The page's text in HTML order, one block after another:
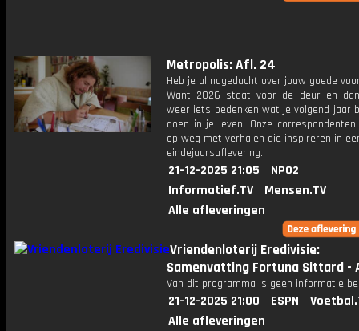
Metropolis: Afl. 24
Heb je al nagedacht over jouw goede
Want 2026 staat voor de deur en
weer iets bedenken wat je volgend jaar
doen in je leven. Onze
op weg met verhalen die inspireren in
eindejaarsaflevering.
21-12-2025 21:05
NPO2
Informatief.TV
Mensen.TV
Alle afleveringen
Vriendenloterij Eredivisie:
Samenvatting Fortuna Sittard -
Van dit programma is geen informatie
21-12-2025 21:00 ESPN
Alle afleveringen